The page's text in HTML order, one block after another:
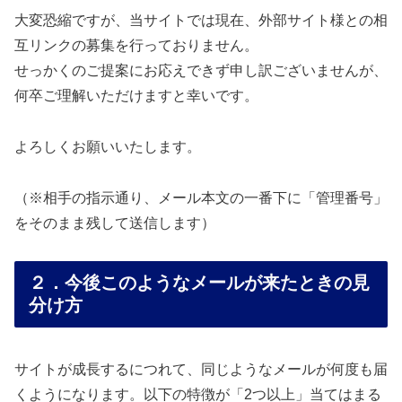
大変恐縮ですが、当サイトでは現在、外部サイト様との相
互リンクの募集を行っておりません。
せっかくのご提案にお応えできず申し訳ございませんが、
何卒ご理解いただけますと幸いです。
よろしくお願いいたします。
（※相手の指示通り、メール本文の一番下に「管理番号」
をそのまま残して送信します）
２．今後このようなメールが来たときの見
分け方
サイトが成長するにつれて、同じようなメールが何度も届
くようになります。以下の特徴が「2つ以上」当てはまる